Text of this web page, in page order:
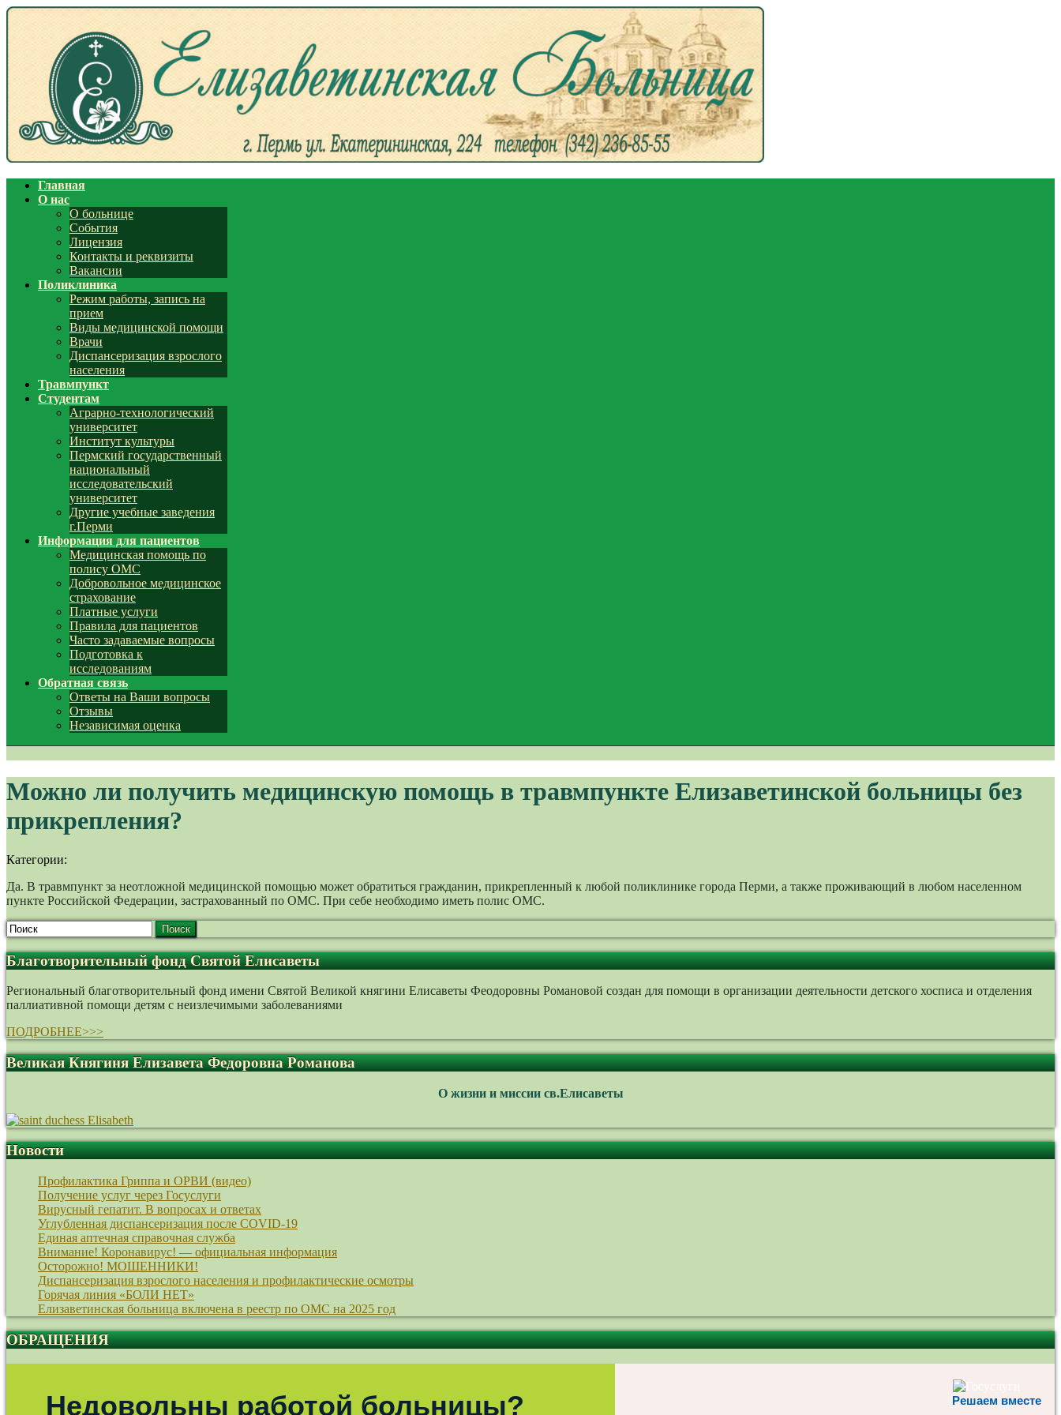
Главная
О нас
О больнице
События
Лицензия
Контакты и реквизиты
Вакансии
Поликлиника
Режим работы, запись на
прием
Виды медицинской помощи
Врачи
Диспансеризация взрослого
населения
Травмпункт
Студентам
Аграрно-технологический
университет
Институт культуры
Пермский государственный
национальный
исследовательский
университет
Другие учебные заведения
г.Перми
Информация для пациентов
Медицинская помощь по
полису ОМС
Добровольное медицинское
страхование
Платные услуги
Правила для пациентов
Часто задаваемые вопросы
Подготовка к
исследованиям
Обратная связь
Ответы на Ваши вопросы
Отзывы
Независимая оценка
Можно ли получить медицинскую помощь в травмпункте Елизаветинской больницы без
прикрепления?
Категории:
Да. В травмпункт за неотложной медицинской помощью может обратиться гражданин, прикрепленный к любой поликлинике города Перми, а также проживающий в любом населенном
пункте Российской Федерации, застрахованный по ОМС. При себе необходимо иметь полис ОМС.
Поиск
Благотворительный фонд Святой Елисаветы
Региональный благотворительный фонд имени Святой Великой княгини Елисаветы Феодоровны Романовой создан для помощи в организации деятельности детского хосписа и отделения
паллиативной помощи детям с неизлечимыми заболеваниями
ПОДРОБНЕЕ>>>
Великая Княгиня Елизавета Федоровна Романова
О жизни и миссии св.Елисаветы
Новости
Профилактика Гриппа и ОРВИ (видео)
Получение услуг через Госуслуги
Вирусный гепатит. В вопросах и ответах
Углубленная диспансеризация после COVID-19
Единая аптечная справочная служба
Внимание! Коронавирус! — официальная информация
Осторожно! МОШЕННИКИ!
Диспансеризация взрослого населения и профилактические осмотры
Горячая линия «БОЛИ НЕТ»
Елизаветинская больница включена в реестр по ОМС на 2025 год
ОБРАЩЕНИЯ
Решаем вместе
Недовольны работой больницы?